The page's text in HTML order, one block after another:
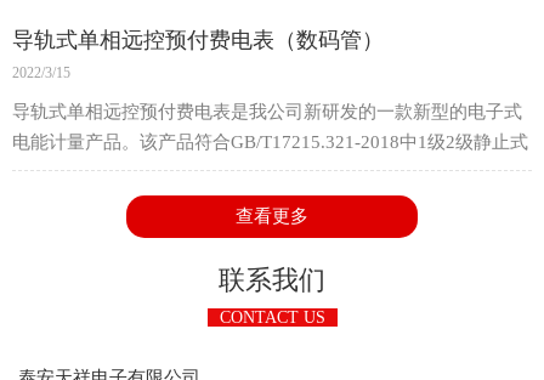
导轨式单相远控预付费电表（数码管）
2022/3/15
导轨式单相远控预付费电表是我公司新研发的一款新型的电子式
电能计量产品。该产品符合GB/T17215.321-2018中1级2级静止式
交流有功电能表的相关技术要求，适用于参比电压220V或
230V，频率50Hz或60Hz的单相交流有功电能的计算。
该产品适用电压范围宽，可靠性强，寿命长，精度高，功耗低，
并且具有防窃电等功能。它采用导轨式结构设计，体积小，安装
方便，采用标准35mm导轨安装，可广泛应用于城市，农村或工
厂企业的单相电能计量和集中式安装。
查看更多
联系我们
CONTACT US